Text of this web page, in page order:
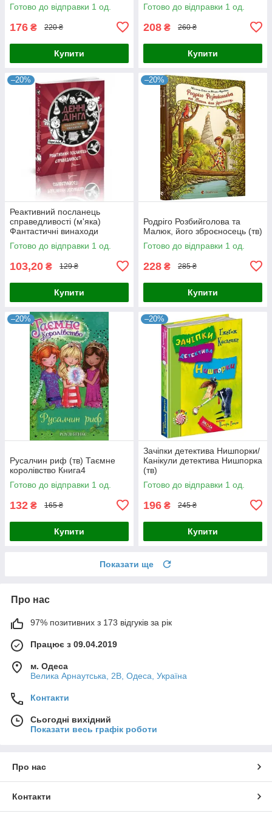
Готово до відправки 1 од.
176 ₴ 220 ₴
Купити
Готово до відправки 1 од.
208 ₴ 260 ₴
Купити
–20%
Реактивний посланець
справедливості (м'яка)
Фантастичні винаходи
Готово до відправки 1 од.
103,20 ₴ 129 ₴
Купити
–20%
Родріго Розбийголова та
Малюк, його зброєносець (тв)
Готово до відправки 1 од.
228 ₴ 285 ₴
Купити
–20%
Русалчин риф (тв) Таємне
королівство Книга4
Готово до відправки 1 од.
132 ₴ 165 ₴
Купити
–20%
Зачіпки детектива Нишпорки/
Канікули детектива Нишпорка
(тв)
Готово до відправки 1 од.
196 ₴ 245 ₴
Купити
Показати ще
Про нас
97% позитивних з 173 відгуків за рік
Працює з 09.04.2019
м. Одеса
Велика Арнаутська, 2В, Одеса, Україна
Контакти
Сьогодні вихідний
Показати весь графік роботи
Про нас
Контакти